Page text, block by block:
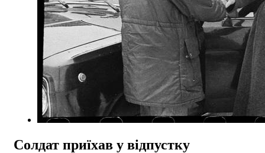
Солдат приїхав у відпустку